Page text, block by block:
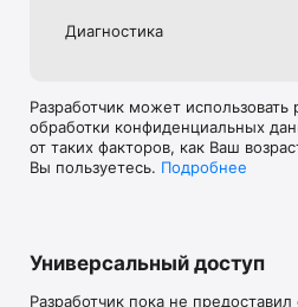
Диагностика
Разработчик может
обработки конфиденциальных
от таких факторов, как Ваш
Вы пользуетесь. Подробнее
Универсальный доступ
Разработчик пока не